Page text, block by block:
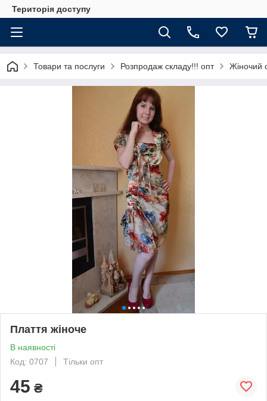
Територія доступу
Товари та послуги Розпродаж складу!!! опт Жіночий
Плаття жіноче
В наявності
Код: 0707
Тільки опт
45 ₴